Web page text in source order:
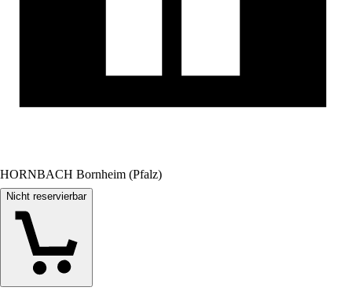
HORNBACH Bornheim (Pfalz)
Nicht reservierbar